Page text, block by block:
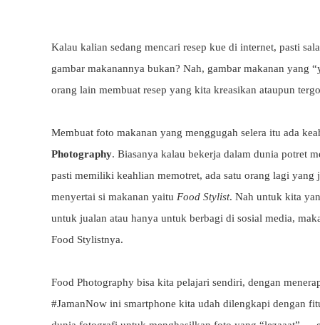
Kalau kalian sedang mencari resep kue di internet, pasti
gambar makanannya bukan? Nah, gambar makanan yang
orang lain membuat resep yang kita kreasikan ataupun
Membuat foto makanan yang menggugah selera itu ada
Photography. Biasanya kalau bekerja dalam dunia potret
pasti memiliki keahlian memotret, ada satu orang lagi
menyertai si makanan yaitu Food Stylist. Nah untuk kita
untuk jualan atau hanya untuk berbagi di sosial media,
Food Stylistnya.
Food Photography bisa kita pelajari sendiri, dengan
#JamanNow ini smartphone kita udah dilengkapi dengan